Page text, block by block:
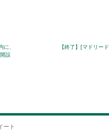
、
設
【終了】[マドリー
ート